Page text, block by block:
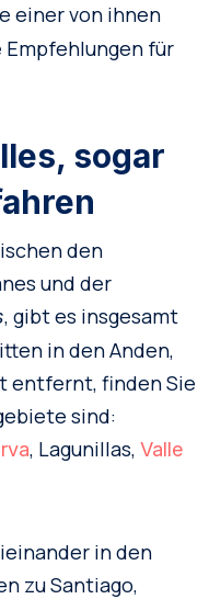
einer von ihnen
für
sogar
den
und der
, gibt es insgesamt
in den Anden,
entfernt, finden Sie
sind:
, Lagunillas, Valle
in den
zu Santiago,